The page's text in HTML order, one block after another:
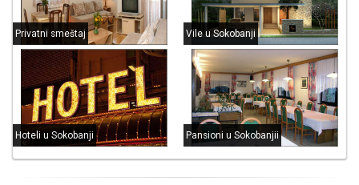
Privatni smeštaj Vile u Sokobanji
Hoteli u Sokobanji Pansioni u Sokobanjii